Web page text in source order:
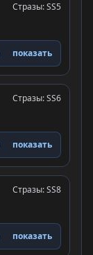
Стразы: SS5
показать
Стразы: SS6
показать
Стразы: SS8
показать